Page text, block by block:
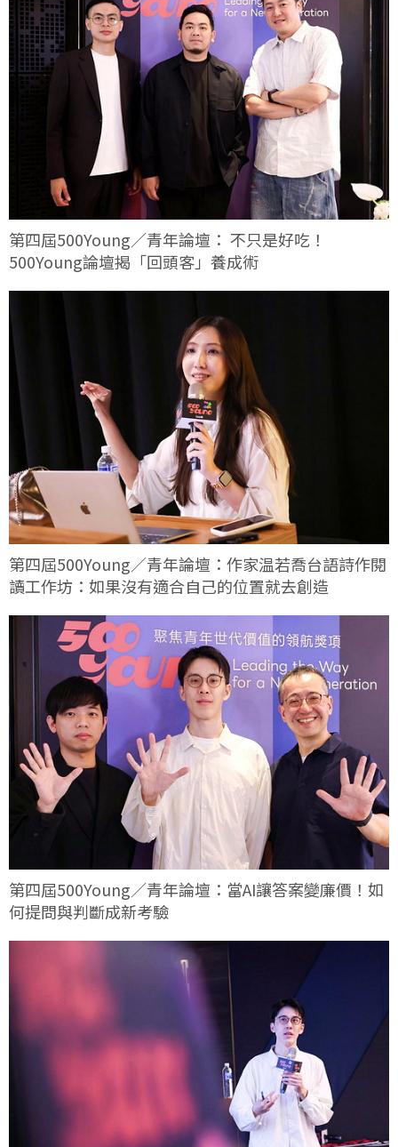
第四屆500Young／青年論壇： 不只是好吃！
500Young論壇揭「回頭客」養成術
第四屆500Young／青年論壇：作家温若喬台語詩作閱
讀工作坊：如果沒有適合自己的位置就去創造
第四屆500Young／青年論壇：當AI讓答案變廉價！如
何提問與判斷成新考驗